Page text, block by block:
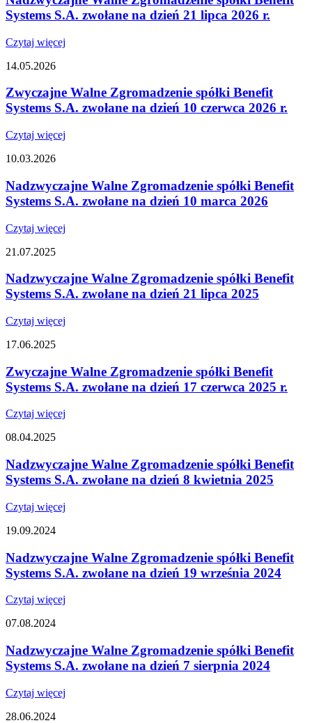
Systems S.A. zwołane na dzień 21 lipca 2026 r.
Czytaj więcej
14.05.2026
Zwyczajne Walne Zgromadzenie spółki Benefit
Systems S.A. zwołane na dzień 10 czerwca 2026 r.
Czytaj więcej
10.03.2026
Nadzwyczajne Walne Zgromadzenie spółki Benefit
Systems S.A. zwołane na dzień 10 marca 2026
Czytaj więcej
21.07.2025
Nadzwyczajne Walne Zgromadzenie spółki Benefit
Systems S.A. zwołane na dzień 21 lipca 2025
Czytaj więcej
17.06.2025
Zwyczajne Walne Zgromadzenie spółki Benefit
Systems S.A. zwołane na dzień 17 czerwca 2025 r.
Czytaj więcej
08.04.2025
Nadzwyczajne Walne Zgromadzenie spółki Benefit
Systems S.A. zwołane na dzień 8 kwietnia 2025
Czytaj więcej
19.09.2024
Nadzwyczajne Walne Zgromadzenie spółki Benefit
Systems S.A. zwołane na dzień 19 września 2024
Czytaj więcej
07.08.2024
Nadzwyczajne Walne Zgromadzenie spółki Benefit
Systems S.A. zwołane na dzień 7 sierpnia 2024
Czytaj więcej
28.06.2024